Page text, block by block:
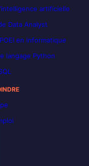
artificielle
Data Analyst
en informatique
langage Python